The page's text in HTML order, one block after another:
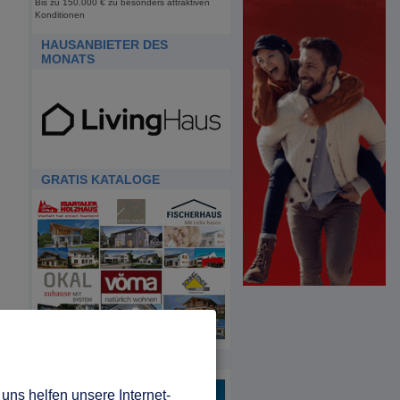
Konditionen
HAUSANBIETER DES
MONATS
GRATIS KATALOGE
helfen unsere Internet-